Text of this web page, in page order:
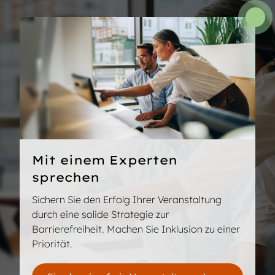
festlegen, der sich nach der verfügbaren Zeit
richtet.
Mit einem Experten
sprechen
Sichern Sie den Erfolg Ihrer Veranstaltung
durch eine solide Strategie zur
Barrierefreiheit. Machen Sie Inklusion zu einer
Priorität.